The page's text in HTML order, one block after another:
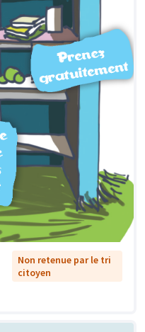
Non retenue par le tri
citoyen